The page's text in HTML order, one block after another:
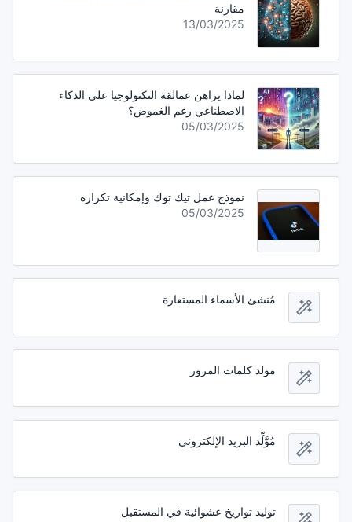
مقارنة
13/03/2025
لماذا يراهن عمالقة التكنولوجيا على الذكاء
الاصطناعي رغم الغموض؟
05/03/2025
نموذج عمل تيك توك وإمكانية تكراره
05/03/2025
مُنشئ الأسماء المستعارة
مولد كلمات المرور
مُوَّلِّد البريد الإلكتروني
توليد تواريخ عشوائية في المستقبل